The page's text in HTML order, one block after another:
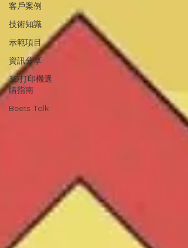
客戶案例
技術知識
示範項目
資訊分享
3D打印機選
購指南
Beets Talk